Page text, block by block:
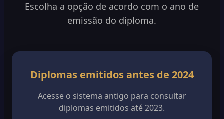
Escolha a opção de acordo com o ano de
emissão do diploma.
Diplomas emitidos antes de 2024
Acesse o sistema antigo para consultar
diplomas emitidos até 2023.